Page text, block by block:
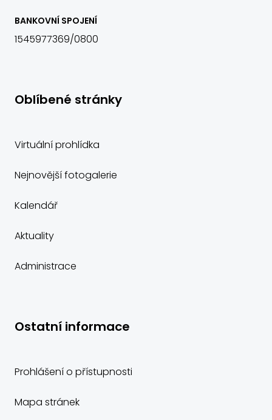
BANKOVNÍ SPOJENÍ
1545977369/0800
Oblíbené stránky
Virtuální prohlídka
Nejnovější fotogalerie
Kalendář
Aktuality
Administrace
Ostatní informace
Prohlášení o přístupnosti
Mapa stránek